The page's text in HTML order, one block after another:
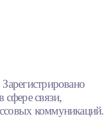
связи,
коммуникаций.